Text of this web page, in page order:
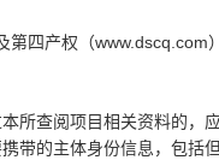
第四产权（
所查阅项目相关资料的，
带的主体身份信息，包